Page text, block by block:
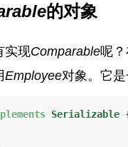
的对象
实现Comparable呢
Employee对象。它
Serializable